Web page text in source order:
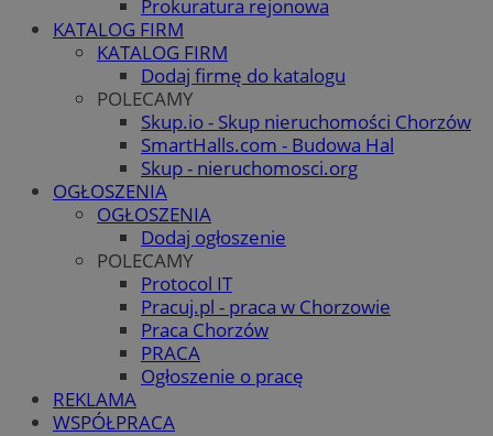
Prokuratura rejonowa
KATALOG FIRM
KATALOG FIRM
Dodaj firmę do katalogu
POLECAMY
Skup.io - Skup nieruchomości Chorzów
SmartHalls.com - Budowa Hal
Skup - nieruchomosci.org
OGŁOSZENIA
OGŁOSZENIA
Dodaj ogłoszenie
POLECAMY
Protocol IT
Pracuj.pl - praca w Chorzowie
Praca Chorzów
PRACA
Ogłoszenie o pracę
REKLAMA
WSPÓŁPRACA